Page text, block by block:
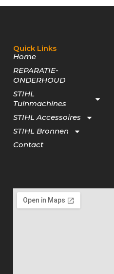
Quick Links
Home
REPARATIE-
ONDERHOUD
STIHL
Tuinmachines
STIHL Accessoires
STIHL Bronnen
Contact